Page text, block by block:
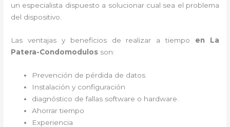
un especialista dispuesto a solucionar cual sea el problema
del dispositivo.
Las ventajas y beneficios de realizar a tiempo en La
Patera-Condomodulos son:
Prevención de pérdida de datos
Instalación y configuración
diagnóstico de fallas software o hardware
Ahorrar tiempo
Experiencia